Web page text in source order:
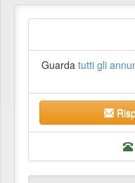
Guarda tutti gli